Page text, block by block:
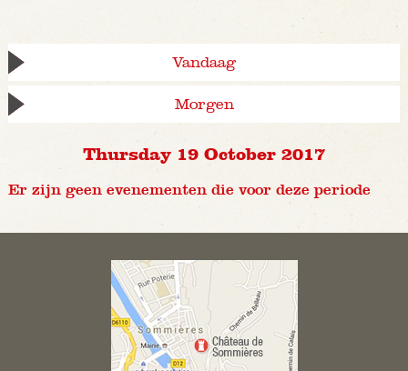
Vandaag
Morgen
Thursday 19 October 2017
Er zijn geen evenementen die voor deze periode